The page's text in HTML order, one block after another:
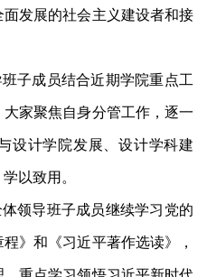
发展的社会主义建设者和接
子成员结合近期学院重点工
家聚焦自身分管工作，逐一
设计学院发展、设计学科建
以致用。
领导班子成员继续学习党的
》和《习近平著作选读》，